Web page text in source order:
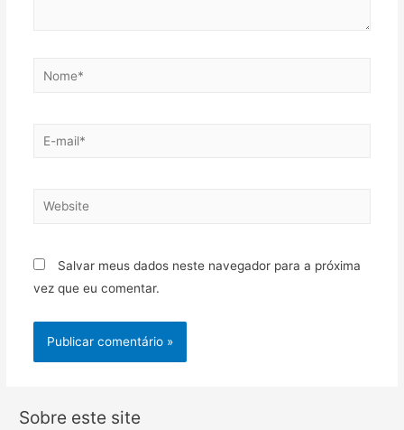
Salvar meus dados neste navegador para a próxima
vez que eu comentar.
Sobre este site